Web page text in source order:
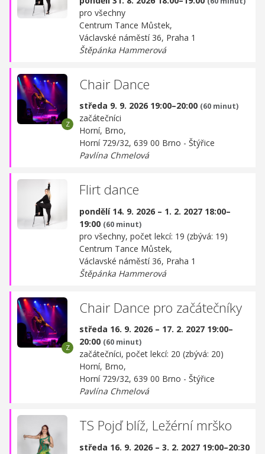
pro všechny
Centrum Tance Můstek,
Václavské náměstí 36, Praha 1
Štěpánka Hammerová
Chair Dance
středa 9. 9. 2026 19:00–20:00 (60 minut)
začátečníci
Horní, Brno,
Horní 729/32, 639 00 Brno - Štýřice
Pavlína Chmelová
Flirt dance
pondělí 14. 9. 2026 – 1. 2. 2027 18:00–
19:00 (60 minut)
pro všechny, počet lekcí: 19 (zbývá: 19)
Centrum Tance Můstek,
Václavské náměstí 36, Praha 1
Štěpánka Hammerová
Chair Dance pro začátečníky
středa 16. 9. 2026 – 17. 2. 2027 19:00–
20:00 (60 minut)
začátečníci, počet lekcí: 20 (zbývá: 20)
Horní, Brno,
Horní 729/32, 639 00 Brno - Štýřice
Pavlína Chmelová
TS Pojď blíž, Ležérní mrško
středa 16. 9. 2026 – 3. 2. 2027 19:00–20:30